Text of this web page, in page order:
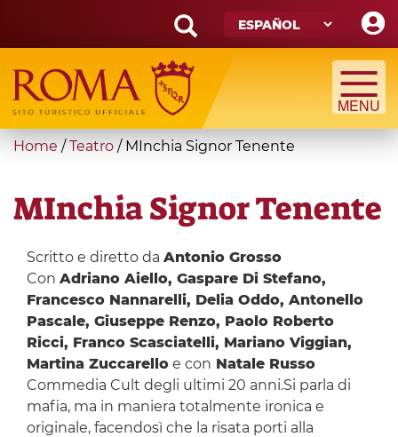
main
content
Search
form
Búsqueda
You
here
Home / Teatro / MInchia Signor Tenente
MInchia Signor Tenente
Scritto e diretto da Antonio Grosso
Con Adriano Aiello, Gaspare Di Stefano,
Francesco Nannarelli, Delia Oddo, Antonello
Pascale, Giuseppe Renzo, Paolo Roberto
Ricci, Franco Scasciatelli, Mariano Viggian,
Martina Zuccarelloe con Natale Russo
Commedia Cult degli ultimi 20 anni.Si parla di
mafia, ma in maniera totalmente ironica e
originale, facendosì che la risata porti alla